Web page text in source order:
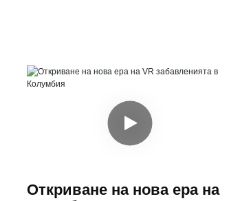
Откриване на нова ера на